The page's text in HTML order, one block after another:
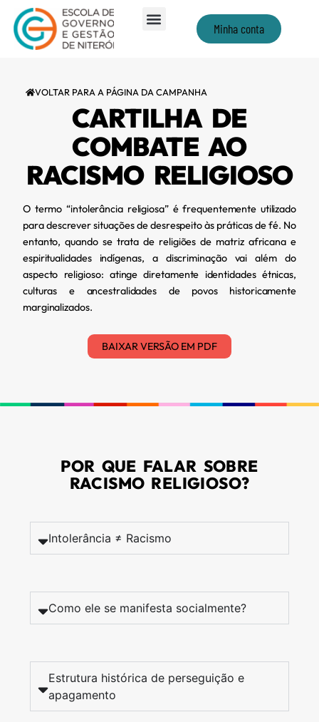
Minha conta
VOLTAR PARA A PÁGINA DA CAMPANHA
CARTILHA DE
COMBATE AO
RACISMO RELIGIOSO
O termo “intolerância religiosa” é frequentemente utilizado
para descrever situações de desrespeito às práticas de fé. No
entanto, quando se trata de religiões de matriz africana e
espiritualidades indígenas, a discriminação vai além do
aspecto religioso: atinge diretamente identidades étnicas,
culturas e ancestralidades de povos historicamente
marginalizados.
BAIXAR VERSÃO EM PDF
POR QUE FALAR SOBRE
RACISMO RELIGIOSO?
Intolerância ≠ Racismo
Como ele se manifesta socialmente?
Estrutura histórica de perseguição e
apagamento